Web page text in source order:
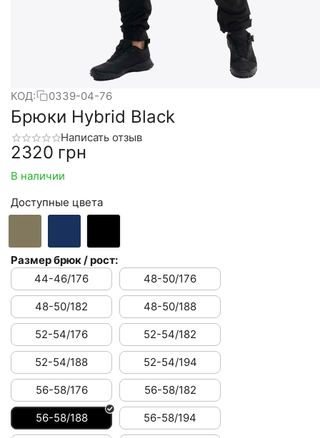
КОД: 0339-04-76
Брюки Hybrid Black
Написать отзыв
‍2320‍ грн
В наличии
Доступные цвета
Размер брюк / рост:
44-46/176
48-50/176
48-50/182 48-50/188
52-54/176 52-54/182
52-54/188 52-54/194
56-58/176 56-58/182
56-58/188 56-58/194